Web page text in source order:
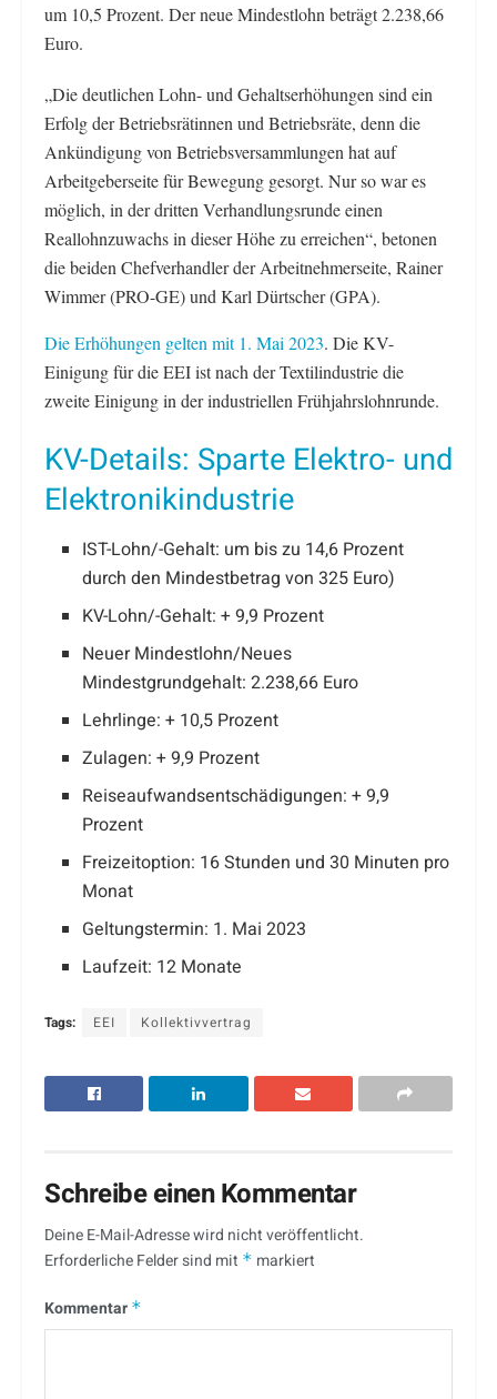
um 10,5 Prozent. Der neue Mindestlohn beträgt 2.238,66
Euro.
„Die deutlichen Lohn- und Gehaltserhöhungen sind ein
Erfolg der Betriebsrätinnen und Betriebsräte, denn die
Ankündigung von Betriebsversammlungen hat auf
Arbeitgeberseite für Bewegung gesorgt. Nur so war es
möglich, in der dritten Verhandlungsrunde einen
Reallohnzuwachs in dieser Höhe zu erreichen“, betonen
die beiden Chefverhandler der Arbeitnehmerseite, Rainer
Wimmer (PRO-GE) und Karl Dürtscher (GPA).
Die Erhöhungen gelten mit 1. Mai 2023. Die KV-
Einigung für die EEI ist nach der Textilindustrie die
zweite Einigung in der industriellen Frühjahrslohnrunde.
KV-Details: Sparte Elektro- und
Elektronikindustrie
IST-Lohn/-Gehalt: um bis zu 14,6 Prozent
durch den Mindestbetrag von 325 Euro)
KV-Lohn/-Gehalt: + 9,9 Prozent
Neuer Mindestlohn/Neues
Mindestgrundgehalt: 2.238,66 Euro
Lehrlinge: + 10,5 Prozent
Zulagen: + 9,9 Prozent
Reiseaufwandsentschädigungen: + 9,9
Prozent
Freizeitoption: 16 Stunden und 30 Minuten pro
Monat
Geltungstermin: 1. Mai 2023
Laufzeit: 12 Monate
Tags: EEI Kollektivvertrag
Schreibe einen Kommentar
Deine E-Mail-Adresse wird nicht veröffentlicht.
Erforderliche Felder sind mit * markiert
Kommentar *